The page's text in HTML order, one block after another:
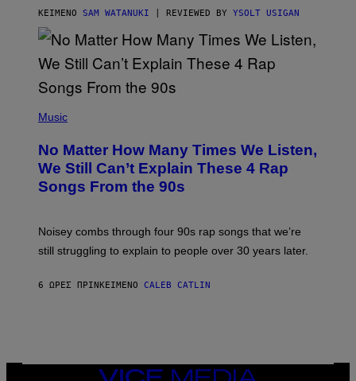
S
N
N
T
E
N
O
ΚΕΊΜΕΝΟ SAM WATANUKI | REVIEWED BY YSOLT USIGAN
P
T
O
B
Y
I
D
R
F
Music
No Matter How Many Times We Listen,
We Still Can’t Explain These 4 Rap
Songs From the 90s
Noisey combs through four 90s rap songs that we’re
still struggling to explain to people over 30 years later.
6 ΏΡΕΣ ΠΡΙΝ ΚΕΊΜΕΝΟ CALEB CATLIN
VICE